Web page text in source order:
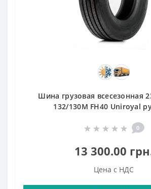
Шина грузовая всесезонная
132/130M FH40 Uniroyal
0
13 300.00
Цена с НДС